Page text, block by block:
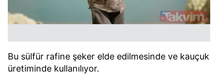
Bu sülfür rafine şeker elde edilmesinde ve kauçuk
üretiminde kullanılıyor.